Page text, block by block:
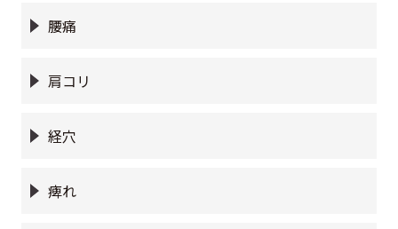
腰痛
肩コリ
経穴
痺れ